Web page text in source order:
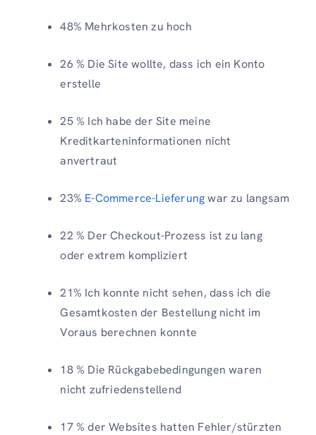
48% Mehrkosten zu hoch
26 % Die Site wollte, dass ich ein Konto
erstelle
25 % Ich habe der Site meine
Kreditkarteninformationen nicht
anvertraut
23% E-Commerce-Lieferungwar zu langsam
22 % Der Checkout-Prozess ist zu lang
oder extrem kompliziert
21% Ich konnte nicht sehen, dass ich die
Gesamtkosten der Bestellung nicht im
Voraus berechnen konnte
18 % Die Rückgabebedingungen waren
nicht zufriedenstellend
17 % der Websites hatten Fehler/stürzten